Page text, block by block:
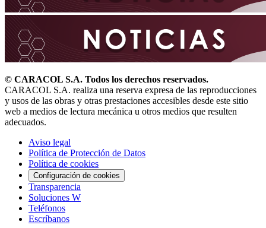
© CARACOL S.A. Todos los derechos reservados.
CARACOL S.A. realiza una reserva expresa de las reproducciones
y usos de las obras y otras prestaciones accesibles desde este sitio
web a medios de lectura mecánica u otros medios que resulten
adecuados.
Aviso legal
Política de Protección de Datos
Política de cookies
Configuración de cookies
Transparencia
Soluciones W
Teléfonos
Escríbanos